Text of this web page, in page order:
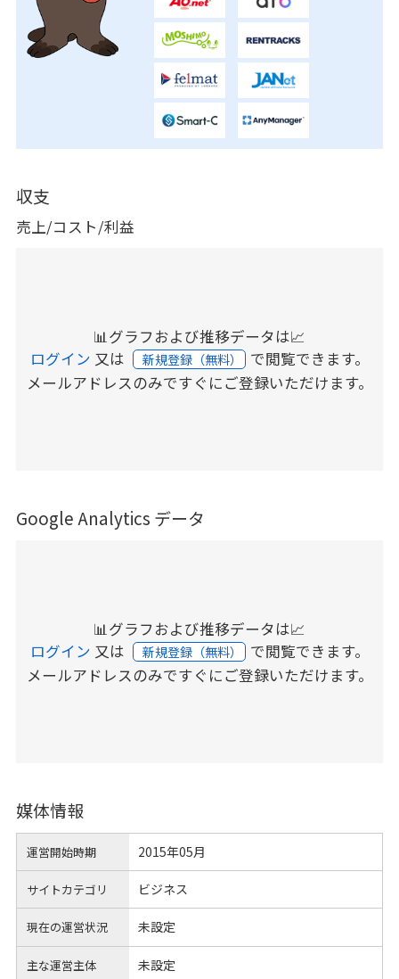
収支
売上/コスト/利益
📊グラフおよび推移データは📈
ログイン 又は 新規登録（無料） で閲覧できます。
メールアドレスのみですぐにご登録いただけます。
Google Analytics データ
📊グラフおよび推移データは📈
ログイン 又は 新規登録（無料） で閲覧できます。
メールアドレスのみですぐにご登録いただけます。
媒体情報
運営開始時期 2015年05月
サイトカテゴリ ビジネス
現在の運営状況 未設定
主な運営主体 未設定